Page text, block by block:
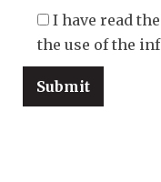
I have read the
the use of the